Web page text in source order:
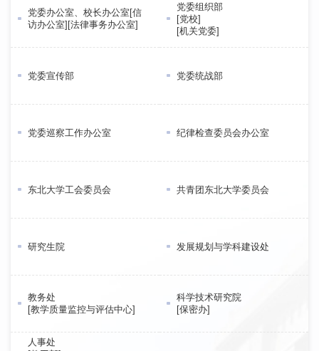
党委办公室、校长办公室[信
访办公室][法律事务办公室]
党委组织部
[党校]
[机关党委]
党委宣传部 党委统战部
党委巡察工作办公室 纪律检查委员会办公室
东北大学工会委员会 共青团东北大学委员会
研究生院 发展规划与学科建设处
教务处
[教学质量监控与评估中心]
科学技术研究院
[保密办]
人事处